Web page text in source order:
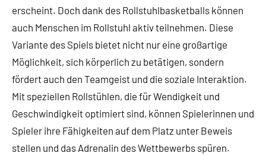
erscheint. Doch dank des Rollstuhlbasketballs können
auch Menschen im Rollstuhl aktiv teilnehmen. Diese
Variante des Spiels bietet nicht nur eine großartige
Möglichkeit, sich körperlich zu betätigen, sondern
fördert auch den Teamgeist und die soziale Interaktion.
Mit speziellen Rollstühlen, die für Wendigkeit und
Geschwindigkeit optimiert sind, können Spielerinnen und
Spieler ihre Fähigkeiten auf dem Platz unter Beweis
stellen und das Adrenalin des Wettbewerbs spüren.